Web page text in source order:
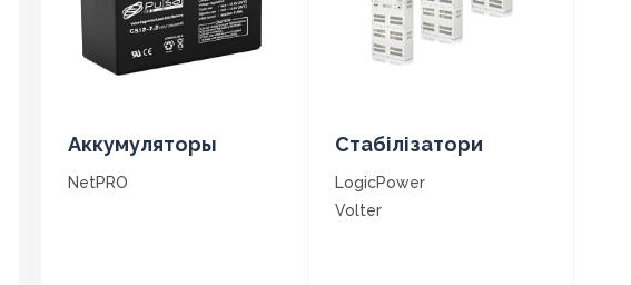
Аккумуляторы
NetPRO
Стабілізатори
LogicPower
Volter